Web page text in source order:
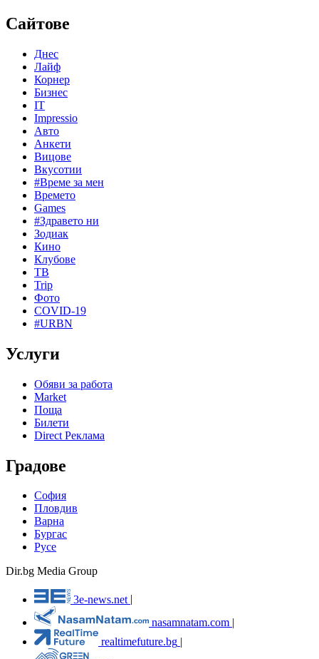
Сайтове
Днес
Лайф
Корнер
Бизнес
IT
Impressio
Авто
Анкети
Вицове
Вкусотии
#Време за мен
Времето
Games
#Здравето ни
Зодиак
Кино
Клубове
ТВ
Trip
Фото
COVID-19
#URBN
Услуги
Обяви за работа
Market
Поща
Билети
Direct Реклама
Градове
София
Пловдив
Варна
Бургас
Русе
Dir.bg Media Group
3e-news.net
nasamnatam.com |
realtimefuture.bg |